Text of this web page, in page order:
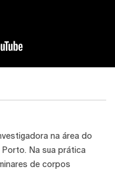
na área do
Porto. Na sua prática
de corpos